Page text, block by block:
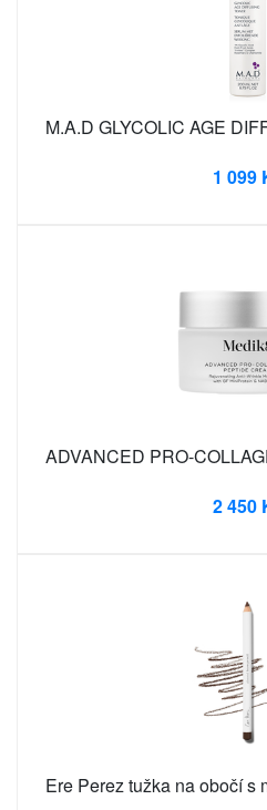
M.A.D GLYCOLIC AGE
1 099
ADVANCED PRO-
2 450
Ere Perez tužka na obočí s